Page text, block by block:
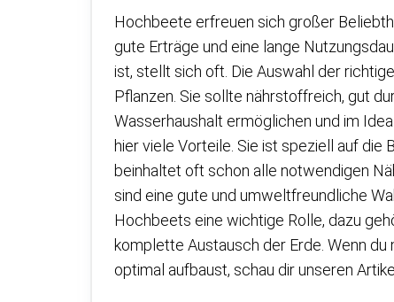
Hochbeete erfreuen sich großer
gute Erträge und eine lange
ist, stellt sich oft. Die Auswahl der
Pflanzen. Sie sollte nährstoffreich, gut
Wasserhaushalt ermöglichen und im
hier viele Vorteile. Sie ist speziell auf
beinhaltet oft schon alle notwendigen
sind eine gute und umweltfreundliche
Hochbeets eine wichtige Rolle, dazu
komplette Austausch der Erde. Wenn
optimal aufbaust, schau dir unseren